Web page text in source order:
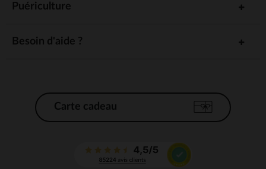
Puériculture
Besoin d'aide ?
Carte cadeau